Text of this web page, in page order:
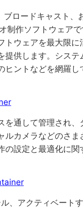
ロードキャスト、
制作ソフトウェア
ウェアを最大限
供します。シス
ントなどを網羅し
通して管理され
カメラなどのさ
設定と最適化に関
、アクティベート